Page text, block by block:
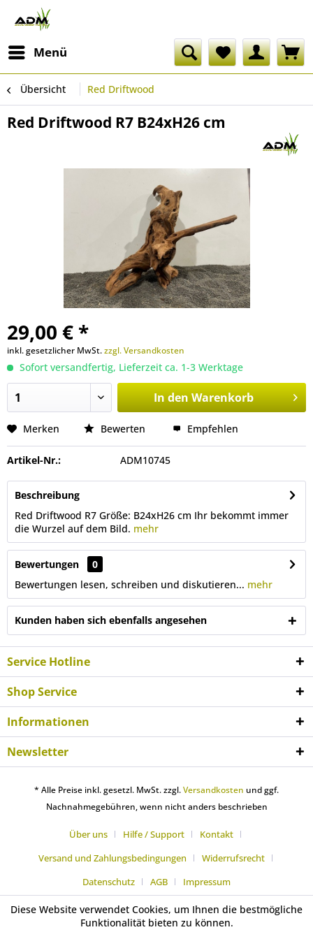
Menü
Übersicht Red Driftwood
Red Driftwood R7 B24xH26 cm
29,00 € *
inkl. gesetzlicher MwSt.zzgl. Versandkosten
Sofort versandfertig, Lieferzeit ca. 1-3 Werktage
In den Warenkorb
Merken Bewerten Empfehlen
Artikel-Nr.: ADM10745
Beschreibung
Red Driftwood R7 Größe: B24xH26 cm Ihr bekommt immer
die Wurzel auf dem Bild. mehr
Bewertungen
0
Bewertungen lesen, schreiben und diskutieren... mehr
Kunden haben sich ebenfalls angesehen
Service Hotline
Shop Service
Informationen
Newsletter
* Alle Preise inkl. gesetzl. MwSt. zzgl.Versandkosten und ggf.
Nachnahmegebühren, wenn nicht anders beschrieben
Über uns Hilfe / Support
Kontakt
Versand und Zahlungsbedingungen
Widerrufsrecht
Datenschutz
AGB Impressum
Diese Website verwendet Cookies, um Ihnen die bestmögliche
Funktionalität bieten zu können.